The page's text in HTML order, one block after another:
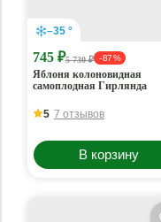
–35 °
745 ₽5 730 ₽ - 87 %
Яблоня колоновидная
самоплодная Гирлянда
5 7 отзывов
В корзину